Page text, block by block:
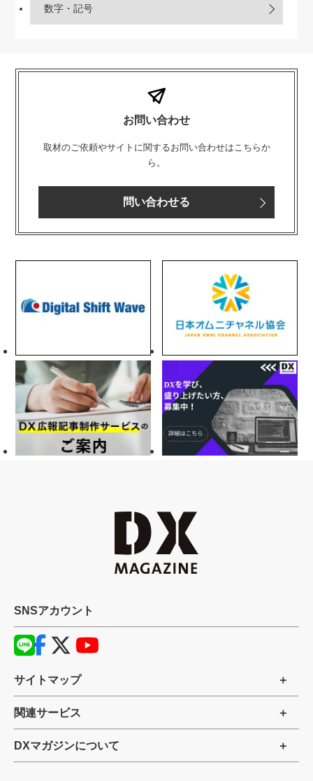
数字・記号
お問い合わせ
取材のご依頼やサイトに関するお問い合わせはこちらか
ら。
問い合わせる
SNSアカウント
サイトマップ
関連サービス
DXマガジンについて